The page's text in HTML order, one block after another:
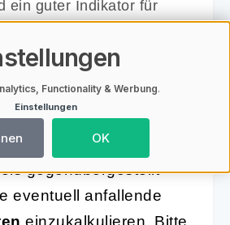
ein guter Indikator für
einer Angelrute.
Produkt auszumachen,
diedurchgestrichenen
die dem
gegenübergestellt
eventuell anfallende
einzukalkulieren. Bitte
Functionality & Werbung.
Einstellungen
OK